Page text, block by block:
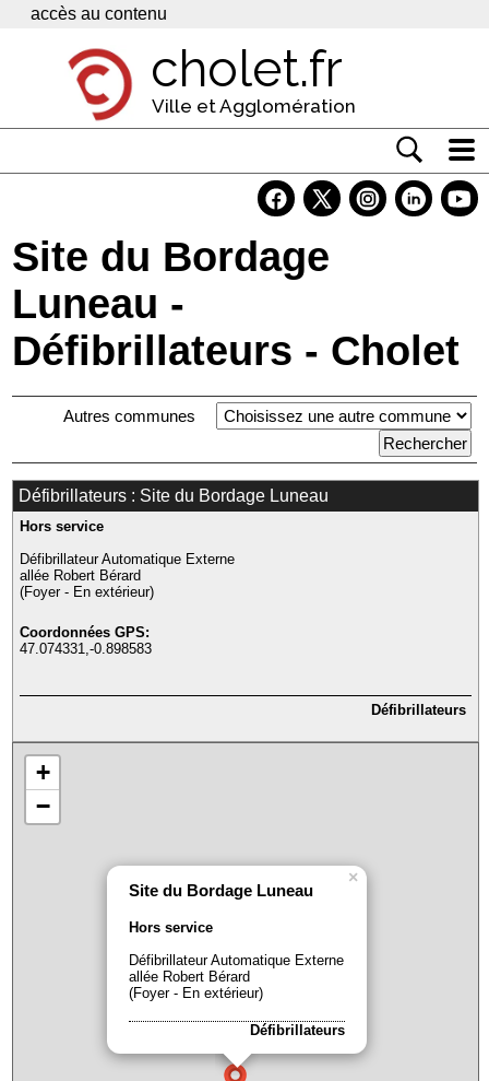
Panneau de gestion des cookies
accès au contenu
cholet.fr
Ville et Agglomération
Vivre à Cholet
Site du Bordage
Luneau -
Défibrillateurs - Cholet
Autres communes
Défibrillateurs : Site du Bordage Luneau
Hors service
Défibrillateur Automatique Externe
allée Robert Bérard
(Foyer - En extérieur)
Coordonnées GPS:
47.074331,-0.898583
Défibrillateurs
Site du Bordage Luneau
Hors service
Défibrillateur Automatique Externe
allée Robert Bérard
(Foyer - En extérieur)
Défibrillateurs
×
+
−